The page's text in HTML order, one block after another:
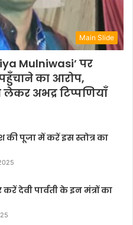
Main Slide
Mulniwasi’ पर
का आरोप,
अभद्र टिप्पणियाँ
पूजा में करें इस स्तोत्र का
देवी पार्वती के इन मंत्रों का